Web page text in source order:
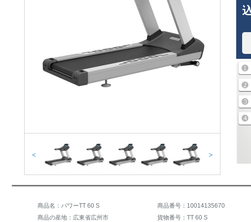
< >
商品名：パワーTT 60 S 商品番号：10014135670
商品の産地：広東省広州市
貨物番号：TT 60 S